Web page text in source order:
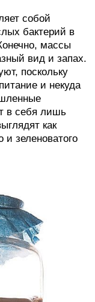
собой
бактерий в
массы
вид и запах.
поскольку
и некуда
в себя лишь
как
и зеленоватого